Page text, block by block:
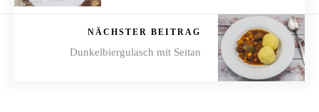
NÄCHSTER BEITRAG
Dunkelbiergulasch mit Seitan